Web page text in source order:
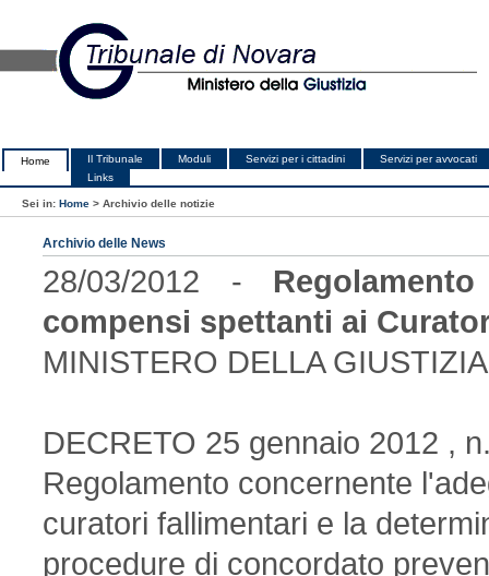
Home Il Tribunale Moduli Servizi per i cittadini
Servizi per avvocati
Links
Sei in: Home > Archivio delle notizie
Archivio delle News
28/03/2012 -
compensi spettanti ai
MINISTERO DELLA GIUSTIZIA
DECRETO 25 gennaio 2012 ,
Regolamento concernente
curatori fallimentari e la
procedure di concordato